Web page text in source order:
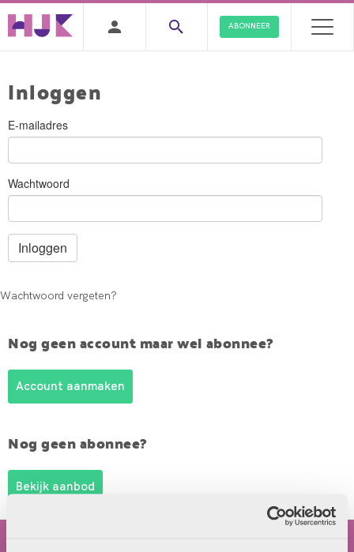
ABONNEER
Inloggen
E-mailadres
Wachtwoord
Wachtwoord vergeten?
Nog geen account maar wel abonnee?
Account aanmaken
Nog geen abonnee?
Bekijk aanbod